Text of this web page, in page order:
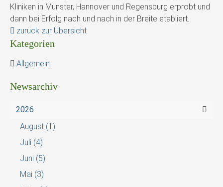
Kliniken in Münster, Hannover und Regensburg erprobt und
dann bei Erfolg nach und nach in der Breite etabliert.
zurück zur Übersicht
Kategorien
Allgemein
Newsarchiv
2026
August (1)
Juli (4)
Juni (5)
Mai (3)